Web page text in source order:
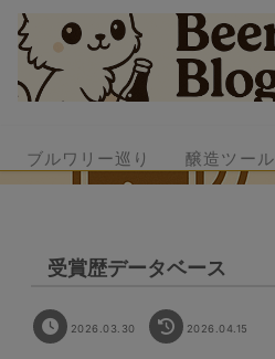
ブルワリー巡り 醸造ツール
受賞歴データベース
2026.03.30 2026.04.15